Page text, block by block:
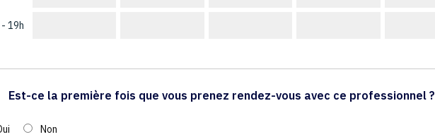
19h
Est-ce la première fois que vous prenez rendez-vous avec ce professionnel ?
Non